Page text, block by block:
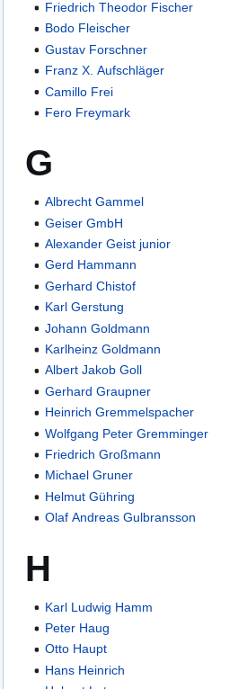
Friedrich Theodor Fischer
Bodo Fleischer
Gustav Forschner
Franz X. Aufschläger
Camillo Frei
Fero Freymark
G
Albrecht Gammel
Geiser GmbH
Alexander Geist junior
Gerd Hammann
Gerhard Chistof
Karl Gerstung
Johann Goldmann
Karlheinz Goldmann
Albert Jakob Goll
Gerhard Graupner
Heinrich Gremmelspacher
Wolfgang Peter Gremminger
Friedrich Großmann
Michael Gruner
Helmut Gühring
Olaf Andreas Gulbransson
H
Karl Ludwig Hamm
Peter Haug
Otto Haupt
Hans Heinrich